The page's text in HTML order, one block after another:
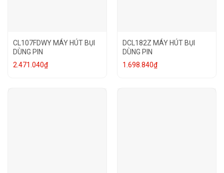
CL107FDWY MÁY HÚT BỤI
DÙNG PIN
2.471.040₫
DCL182Z MÁY HÚT BỤI
DÙNG PIN
1.698.840₫